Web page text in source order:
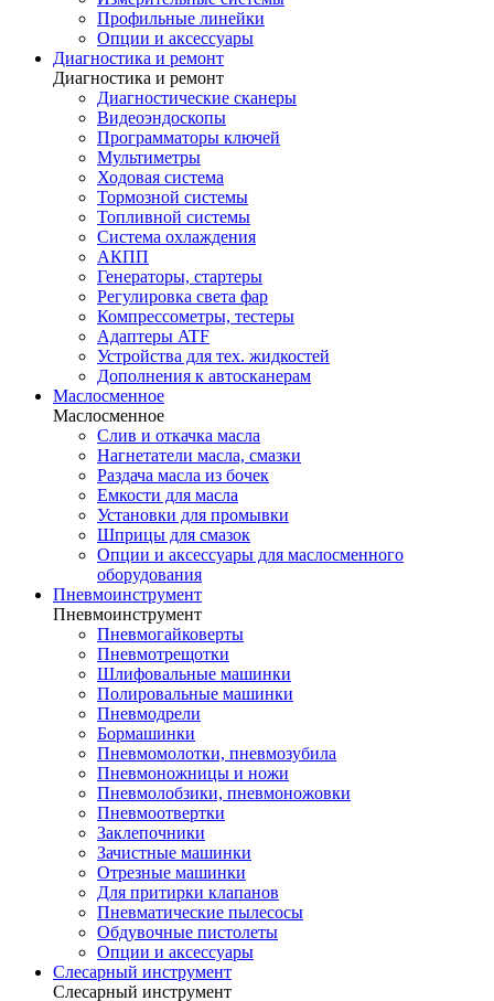
Профильные линейки
Опции и аксессуары
Диагностика и ремонт
Диагностика и ремонт
Диагностические сканеры
Видеоэндоскопы
Программаторы ключей
Мультиметры
Ходовая система
Тормозной системы
Топливной системы
Система охлаждения
АКПП
Генераторы, стартеры
Регулировка света фар
Компрессометры, тестеры
Адаптеры ATF
Устройства для тех. жидкостей
Дополнения к автосканерам
Маслосменное
Маслосменное
Слив и откачка масла
Нагнетатели масла, смазки
Раздача масла из бочек
Емкости для масла
Установки для промывки
Шприцы для смазок
Опции и аксессуары для маслосменного
оборудования
Пневмоинструмент
Пневмоинструмент
Пневмогайковерты
Пневмотрещотки
Шлифовальные машинки
Полировальные машинки
Пневмодрели
Бормашинки
Пневмомолотки, пневмозубила
Пневмоножницы и ножи
Пневмолобзики, пневмоножовки
Пневмоотвертки
Заклепочники
Зачистные машинки
Отрезные машинки
Для притирки клапанов
Пневматические пылесосы
Обдувочные пистолеты
Опции и аксессуары
Слесарный инструмент
Слесарный инструмент